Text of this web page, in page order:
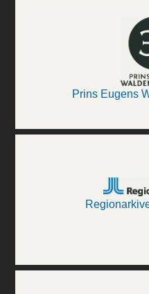
Prins Eugens